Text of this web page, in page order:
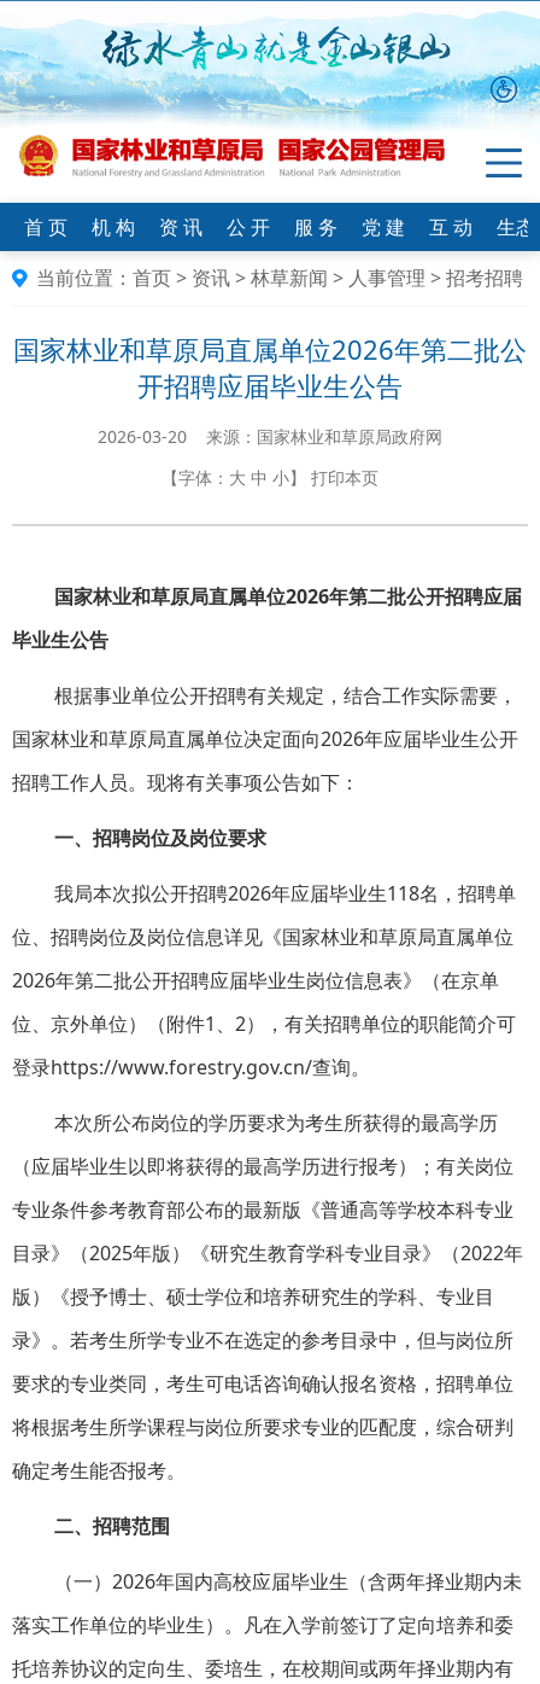
首 页 机 构 资 讯 公 开 服 务 党 建 互 动
生
当前位置： 首页> 资讯>林草新闻 > 人事管理>招考招聘
国家林业和草原局直属单位2026年第二批公
开招聘应届毕业生公告
2026-03-20 来源：国家林业和草原局政府网
【字体： 大 中 小】 打印本页
国家林业和草原局直属单位2026年第二批公开招聘应届
毕业生公告
根据事业单位公开招聘有关规定，结合工作实际需要，
国家林业和草原局直属单位决定面向2026年应届毕业生公开
招聘工作人员。现将有关事项公告如下：
一、招聘岗位及岗位要求
我局本次拟公开招聘2026年应届毕业生118名，招聘单
位、招聘岗位及岗位信息详见《国家林业和草原局直属单位
2026年第二批公开招聘应届毕业生岗位信息表》（在京单
位、京外单位）（附件1、2），有关招聘单位的职能简介可
登录https://www.forestry.gov.cn/查询。
本次所公布岗位的学历要求为考生所获得的最高学历
（应届毕业生以即将获得的最高学历进行报考）；有关岗位
专业条件参考教育部公布的最新版《普通高等学校本科专业
目录》（2025年版）《研究生教育学科专业目录》（2022年
版）《授予博士、硕士学位和培养研究生的学科、专业目
录》。若考生所学专业不在选定的参考目录中，但与岗位所
要求的专业类同，考生可电话咨询确认报名资格，招聘单位
将根据考生所学课程与岗位所要求专业的匹配度，综合研判
确定考生能否报考。
二、招聘范围
（一）2026年国内高校应届毕业生（含两年择业期内未
落实工作单位的毕业生）。凡在入学前签订了定向培养和委
托培养协议的定向生、委培生，在校期间或两年择业期内有